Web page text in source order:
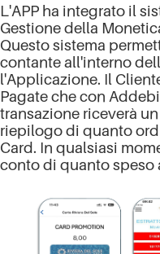
L'APP ha integrato il
Gestione della
Questo sistema
contante all'interno
l'Applicazione. Il
Pagate che con
transazione riceverà
riepilogo di quanto
Card. In qualsiasi
conto di quanto speso